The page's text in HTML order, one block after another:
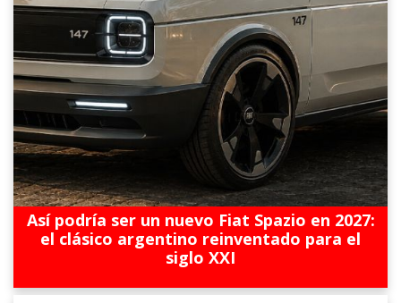
Así podría ser un nuevo Fiat Spazio en 2027:
el clásico argentino reinventado para el
siglo XXI